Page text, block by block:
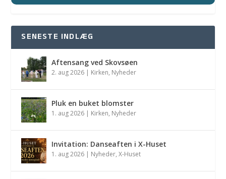
SENESTE INDLÆG
Aftensang ved Skovsøen
2. aug 2026 | Kirken, Nyheder
Pluk en buket blomster
1. aug 2026 | Kirken, Nyheder
Invitation: Danseaften i X-Huset
1. aug 2026 | Nyheder,X-Huset